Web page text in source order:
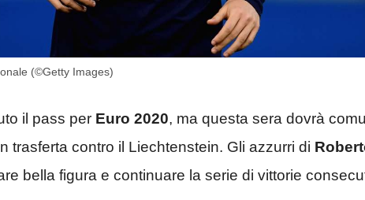
(©Getty Images)
il pass per Euro 2020, ma questa sera dovrà
trasferta contro il Liechtenstein. Gli azzurri di
bella figura e continuare la serie di vittorie